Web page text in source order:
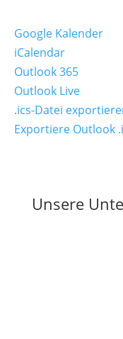
Google Kalender
iCalendar
Outlook 365
Outlook Live
.ics-Datei
Exportiere Outlook
Unsere